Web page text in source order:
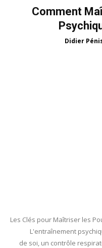
Comment
Didier
Les Clés pour Maîtriser
L'entraînement
de soi, un contrôle